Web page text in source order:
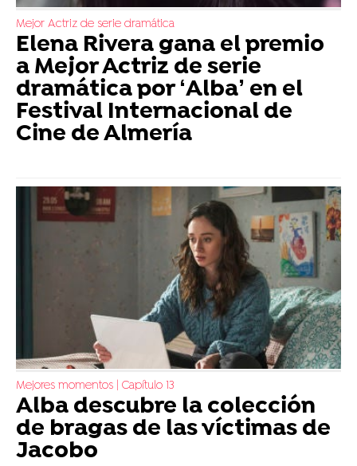
Mejor Actriz de serie dramática
Elena Rivera gana el premio
a Mejor Actriz de serie
dramática por ‘Alba’ en el
Festival Internacional de
Cine de Almería
Mejores momentos | Capítulo 13
Alba descubre la colección
de bragas de las víctimas de
Jacobo